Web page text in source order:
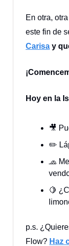
En otra,
este fin de
Carisa y
Hoy en la
🎥
✏️
🧢
🍋
p.s.
Flow? Haz